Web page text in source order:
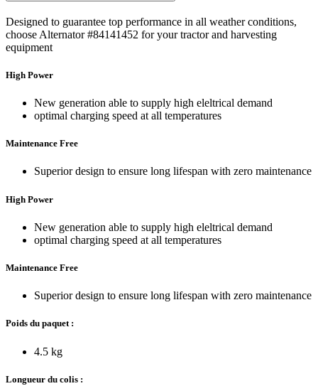
Designed to guarantee top performance in all weather conditions,
choose Alternator #84141452 for your tractor and harvesting
equipment
High Power
New generation able to supply high eleltrical demand
optimal charging speed at all temperatures
Maintenance Free
Superior design to ensure long lifespan with zero maintenance
High Power
New generation able to supply high eleltrical demand
optimal charging speed at all temperatures
Maintenance Free
Superior design to ensure long lifespan with zero maintenance
Poids du paquet :
4.5 kg
Longueur du colis :